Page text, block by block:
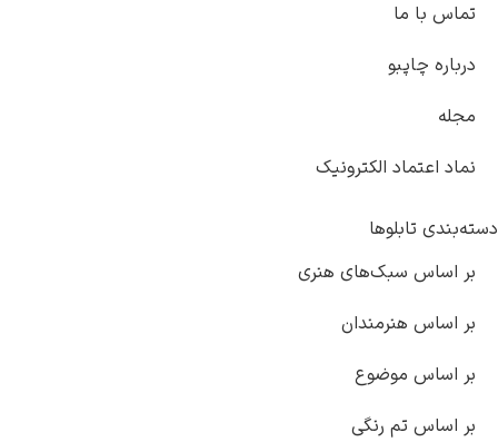
ما
چاپبو
الکترونیک
تابلوها
سبک‌های هنری
هنرمندان
موضوع
تم رنگی